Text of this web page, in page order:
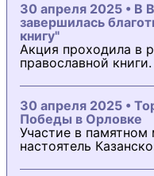
30 апреля 2025 • В
завершилась
книгу"
Акция проходила в
православной книги.
30 апреля 2025 •
Победы в Орловке
Участие в
настоятель